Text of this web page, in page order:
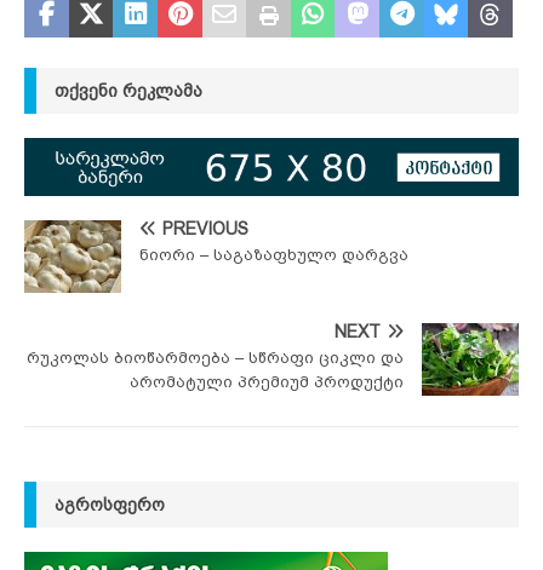
ᲗᲥᲕᲔᲜᲘ ᲠᲔᲙᲚᲐᲛᲐ
PREVIOUS
ნიორი – საგაზაფხულო დარგვა
NEXT
რუკოლას ბიოწარმოება – სწრაფი ციკლი და
არომატული პრემიუმ პროდუქტი
ᲐᲒᲠᲝᲡᲤᲔᲠᲝ